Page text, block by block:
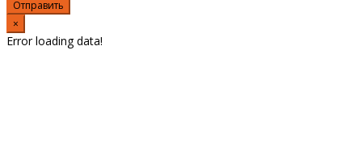
Отправить
×
Error loading data!